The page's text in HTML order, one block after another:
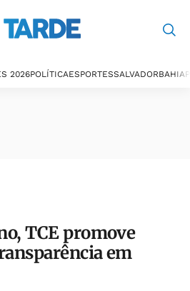
2026POLÍTICAESPORTESSALVADORBAHIA
TCE promove
em